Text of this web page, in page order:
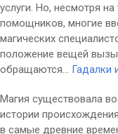
услуги. Но, несмотря
помощников, многие
магических
положение вещей
обращаются... Гадалки
Магия существовала
истории
в самые древние